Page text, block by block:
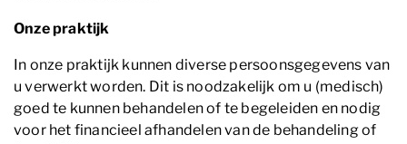
Onze praktijk
In onze praktijk kunnen diverse persoonsgegevens van
u verwerkt worden. Dit is noodzakelijk om u (medisch)
goed te kunnen behandelen of te begeleiden en nodig
voor het financieel afhandelen van de behandeling of